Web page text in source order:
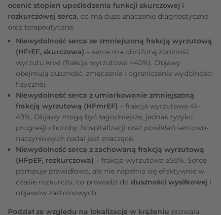
ocenić stopień upośledzenia funkcji skurczowej i
rozkurczowej serca, co ma duże znaczenie diagnostyczne
oraz terapeutyczne.
Niewydolność serca ze zmniejszoną frakcją wyrzutową
(HFrEF, skurczowa) – serce ma obniżoną zdolność
wyrzutu krwi (frakcja wyrzutowa <40%). Objawy
obejmują duszność, zmęczenie i ograniczenie wydolności
fizycznej.
Niewydolność serca z umiarkowanie zmniejszoną
frakcją wyrzutową (HFmrEF) – frakcja wyrzutowa 41–
49%. Objawy mogą być łagodniejsze, jednak ryzyko
progresji choroby, hospitalizacji oraz powikłań sercowo-
naczyniowych nadal jest znaczące.
Niewydolność serca z zachowaną frakcją wyrzutową
(HFpEF, rozkurczowa) – frakcja wyrzutowa ≥50%. Serce
pompuje prawidłowo, ale nie napełnia się efektywnie w
czasie rozkurczu, co prowadzi do duszności wysiłkowej i
objawów zastoinowych.
Podział ze względu na lokalizację w krążeniu pozwala